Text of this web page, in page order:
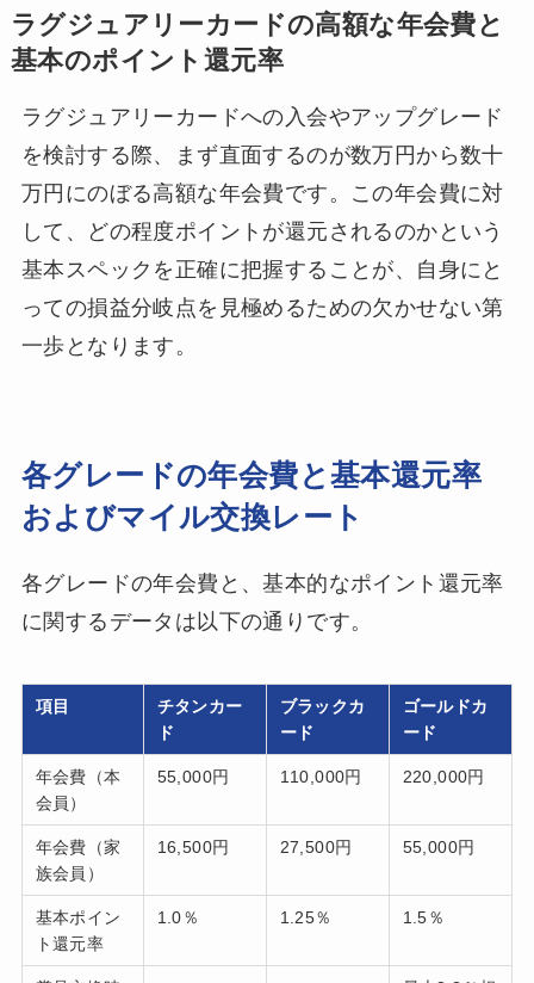
ラグジュアリーカードの高額な年会費と
基本のポイント還元率
ラグジュアリーカードへの入会やアップグレード
を検討する際、まず直面するのが数万円から数十
万円にのぼる高額な年会費です。この年会費に対
して、どの程度ポイントが還元されるのかという
基本スペックを正確に把握することが、自身にと
っての損益分岐点を見極めるための欠かせない第
一歩となります。
各グレードの年会費と基本還元率
およびマイル交換レート
各グレードの年会費と、基本的なポイント還元率
に関するデータは以下の通りです。
項目
チタンカー
ド
ブラックカ
ード
ゴールドカ
ード
年会費（本
会員）
55,000円 110,000円 220,000円
年会費（家
族会員）
16,500円 27,500円 55,000円
基本ポイン
ト還元率
1.0％ 1.25％ 1.5％